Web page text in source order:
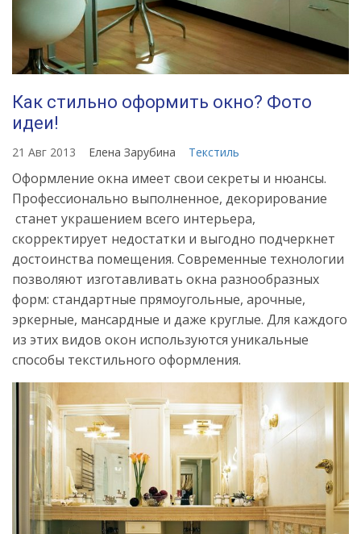
Как стильно оформить окно? Фото
идеи!
21 Авг 2013 Елена Зарубина Текстиль
Оформление окна имеет свои секреты и нюансы.
Профессионально выполненное, декорирование
станет украшением всего интерьера,
скорректирует недостатки и выгодно подчеркнет
достоинства помещения. Современные технологии
позволяют изготавливать окна разнообразных
форм: стандартные прямоугольные, арочные,
эркерные, мансардные и даже круглые. Для каждого
из этих видов окон используются уникальные
способы текстильного оформления.